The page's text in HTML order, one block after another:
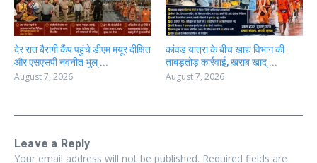
देर रात बैरागी कैंप पहुंचे डीएम मयूर दीक्षित
और एसएसपी नवनीत भुल् ...
August 7, 2026
कांवड़ यात्रा के बीच खाद्य विभाग की
ताबड़तोड़ कार्रवाई, खराब खाद् ...
August 7, 2026
Leave a Reply
Your email address will not be published. Required fields are